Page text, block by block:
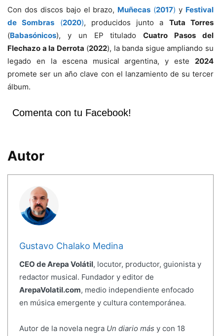
Con dos discos bajo el brazo, Muñecas (2017) y Festival
de Sombras (2020), producidos junto a Tuta Torres
(Babasónicos), y un EP tituladoCuatro Pasos del
Flechazo a la Derrota (2022), la banda sigue ampliando su
legado en la escena musical argentina, y este 2024
promete ser un año clave con el lanzamiento de su tercer
álbum.
Comenta con tu Facebook!
Autor
Gustavo Chalako Medina
CEO de Arepa Volátil, locutor, productor, guionista y
redactor musical. Fundador y editor de
ArepaVolatil.com, medio independiente enfocado
en música emergente y cultura contemporánea.
Autor de la novela negra Un diario más y con 18